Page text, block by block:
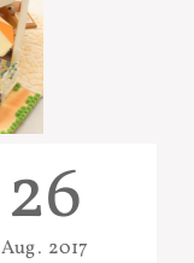
26
Aug 2017